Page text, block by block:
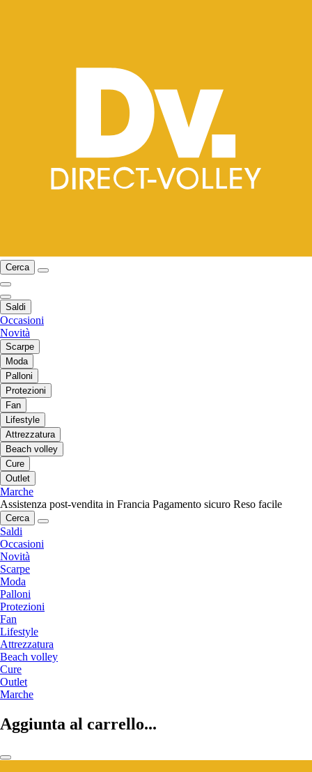
Cerca
Saldi
Occasioni
Novità
Scarpe
Moda
Palloni
Protezioni
Fan
Lifestyle
Attrezzatura
Beach volley
Cure
Outlet
Marche
Assistenza post-vendita in Francia Pagamento sicuro Reso facile
Cerca
Saldi
Occasioni
Novità
Scarpe
Moda
Palloni
Protezioni
Fan
Lifestyle
Attrezzatura
Beach volley
Cure
Outlet
Marche
Aggiunta al carrello...